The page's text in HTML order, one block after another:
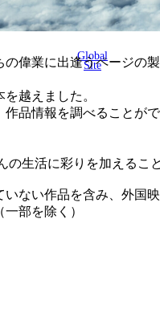
Global
Site
偉業に出逢うページ
越えました。
品情報を調べることが
生活に彩りを加えるこ
ない作品を含み、外国
部を除く）